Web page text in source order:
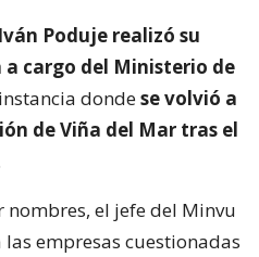
Poduje realizó su
cargo del Ministerio de
dondese volvió a
de Viña del Mar tras el
nombres, el jefe del Minvu
las empresas cuestionadas